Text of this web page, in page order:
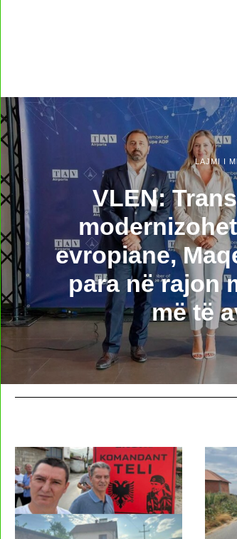
LAJMI I
VLEN:
evropiane,
para në rajon
më të